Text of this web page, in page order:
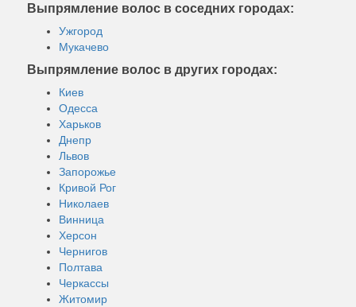
Выпрямление волос в соседних городах:
Ужгород
Мукачево
Выпрямление волос в других городах:
Киев
Одесса
Харьков
Днепр
Львов
Запорожье
Кривой Рог
Николаев
Винница
Херсон
Чернигов
Полтава
Черкассы
Житомир